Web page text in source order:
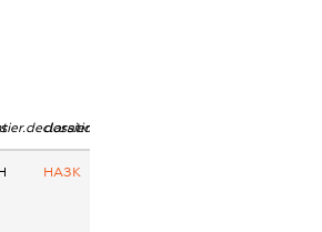
dossier.declarations.source
НАЗК